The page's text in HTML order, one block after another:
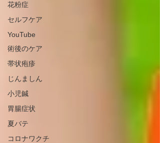
花粉症
セルフケア
YouTube
術後のケア
帯状疱疹
じんましん
小児鍼
胃腸症状
夏バテ
コロナワクチ